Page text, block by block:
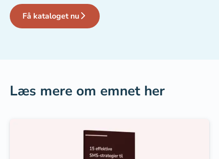
Få kataloget nu
Læs mere om emnet her